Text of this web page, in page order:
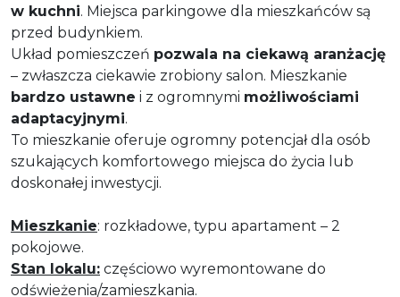
w kuchni. Miejsca parkingowe dla mieszkańców są
przed budynkiem.
Układ pomieszczeń pozwala na ciekawą aranżację
– zwłaszcza ciekawie zrobiony salon. Mieszkanie
bardzo ustawne i z ogromnymi możliwościami
adaptacyjnymi.
To mieszkanie oferuje ogromny potencjał dla osób
szukających komfortowego miejsca do życia lub
doskonałej inwestycji.
Mieszkanie: rozkładowe, typu apartament – 2
pokojowe.
Stan lokalu: częściowo wyremontowane do
odświeżenia/zamieszkania.